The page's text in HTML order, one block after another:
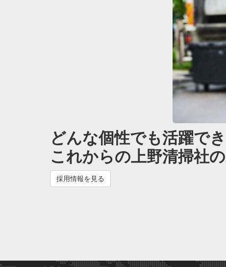
どんな個性でも活躍で
これからの上野清掃社
採用情報を見る